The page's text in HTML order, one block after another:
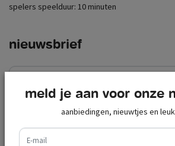
spelers speelduur: 10 minuten
nieuwsbrief
e-mail
lees hier de wettelijke beperkingen
meld je aan voor onze
aanbiedingen, nieuwtjes en
e-mail